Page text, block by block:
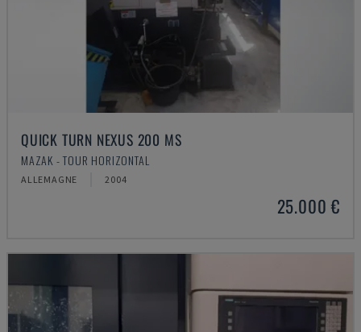
QUICK TURN NEXUS 200 MS
MAZAK - TOUR HORIZONTAL
ALLEMAGNE 2004
25.000 €